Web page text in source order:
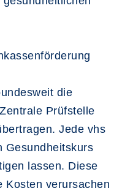
die
Prüfstelle
Jede vhs
Gesundheitskurs
lassen. Diese
Kosten verursachen